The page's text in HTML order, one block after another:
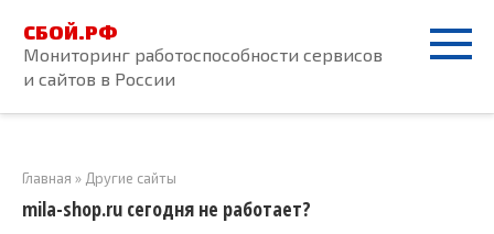
контенту
СБОЙ.РФ
Мониторинг работоспособности сервисов
и сайтов в России
Главная » Другие сайты
mila-shop.ru сегодня не работает?